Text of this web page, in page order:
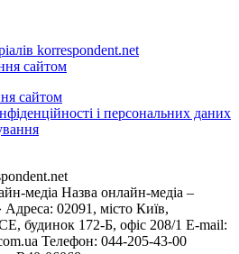
korrespondent.net
сайтом
сайтом
і персональних даних
медіа Назва онлайн-медіа –
02091, місто Київ,
172-Б, офіс 208/1 E-mail:
Телефон: 044-205-43-00